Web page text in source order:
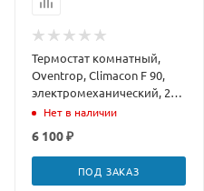
Термостат комнатный,
Oventrop, Climacon F 90,
электромеханический, 230
В, Нет в наличии
6 100 ₽
ПОД ЗАКАЗ